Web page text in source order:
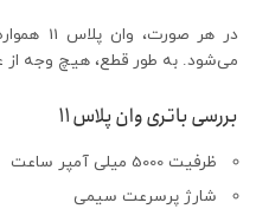
در هر
می‌شود. به طور قطع، هیچ وجه از
بررسی باتری وان پلاس 11
ظرفیت 5000 میلی آمپر ساعت
شارژ پرسرعت سیمی